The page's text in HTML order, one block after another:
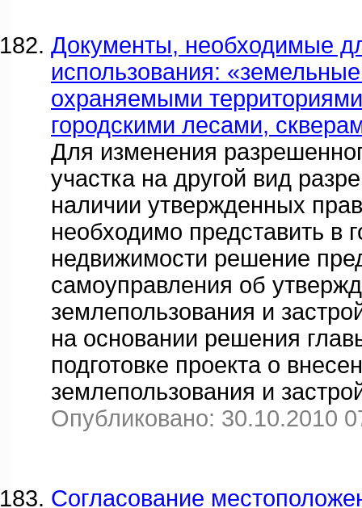
Документы, необходимые
использования:
охраняемыми
городскими лесами,
Для изменения
участка на другой вид
наличии утвержденных
необходимо представить в
недвижимости решение
самоуправления об
землепользования и
на основании решения
подготовке проекта о
землепользования и
Опубликовано: 30.10.2010
Согласование